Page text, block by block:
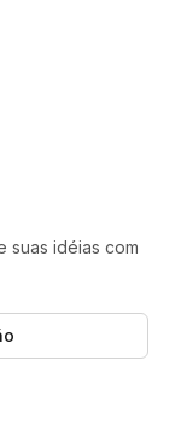
suas idéias com